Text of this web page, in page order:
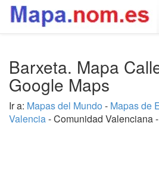
Barxeta. Mapa
Google Maps
Ir a: Mapas del Mundo - Mapas de
Valencia- Comunidad Valenciana